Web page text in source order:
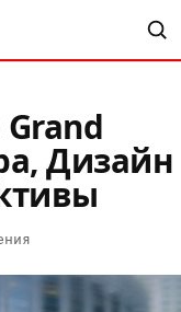
Дизайн